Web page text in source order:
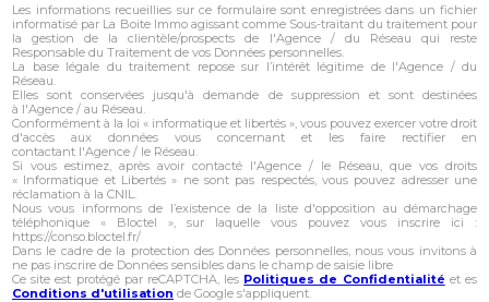
Les informations recueillies sur ce formulaire sont enregistrées dans un fichier
informatisé par La Boite Immo agissant comme Sous-traitant du traitement pour
la gestion de la clientèle/prospects de l'Agence / du Réseau qui reste
Responsable du Traitement de vos Données personnelles.
La base légale du traitement repose sur l’intérêt légitime de l'Agence / du
Réseau.
Elles sont conservées jusqu'à demande de suppression et sont destinées
à l'Agence / au Réseau.
Conformément à la loi « informatique et libertés », vous pouvez exercer votre droit
d'accès aux données vous concernant et les faire rectifier en
contactant l'Agence / le Réseau.
Si vous estimez, après avoir contacté l'Agence / le Réseau, que vos droits
« Informatique et Libertés » ne sont pas respectés, vous pouvez adresser une
réclamation à la CNIL.
Nous vous informons de l’existence de la liste d'opposition au démarchage
téléphonique « Bloctel », sur laquelle vous pouvez vous inscrire ici :
https://conso.bloctel.fr/
Dans le cadre de la protection des Données personnelles, nous vous invitons à
ne pas inscrire de Données sensibles dans le champ de saisie libre
Ce site est protégé par reCAPTCHA, les Politiques de Confidentialité et es
Conditions d'utilisation de Google s'appliquent.